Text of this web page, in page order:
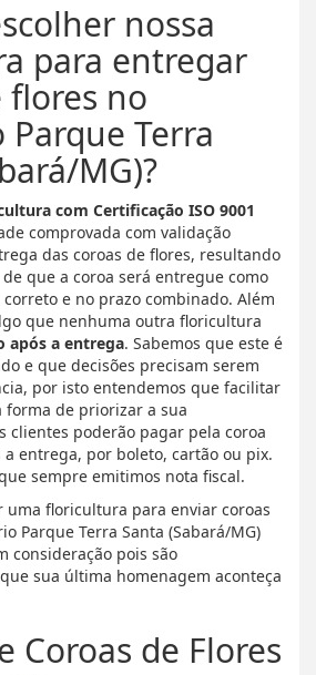
nossa
para entregar
flores no
Terra
MG)?
com Certificação ISO 9001
comprovada com validação
das coroas de flores, resultando
que a coroa será entregue como
e no prazo combinado. Além
que nenhuma outra floricultura
após a entrega. Sabemos que este é
e que decisões precisam serem
por isto entendemos que facilitar
forma de priorizar a sua
clientes poderão pagar pela coroa
a entrega, por boleto, cartão ou pix.
sempre emitimos nota fiscal.
uma floricultura para enviar coroas
Parque Terra Santa (Sabará/MG)
consideração pois são
sua última homenagem aconteça
Coroas de Flores